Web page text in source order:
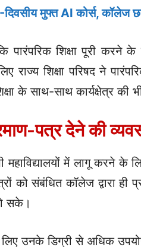
मुफ्त AI कोर्स, कॉलेज
शिक्षा पूरी करने के
शिक्षा परिषद ने
के साथ-साथ कार्यक्षेत्र की
पत्र देने की
महाविद्यालयों में लागू करने के
को संबंधित कॉलेज द्वारा ही
सके।
उनके डिग्री से अधिक